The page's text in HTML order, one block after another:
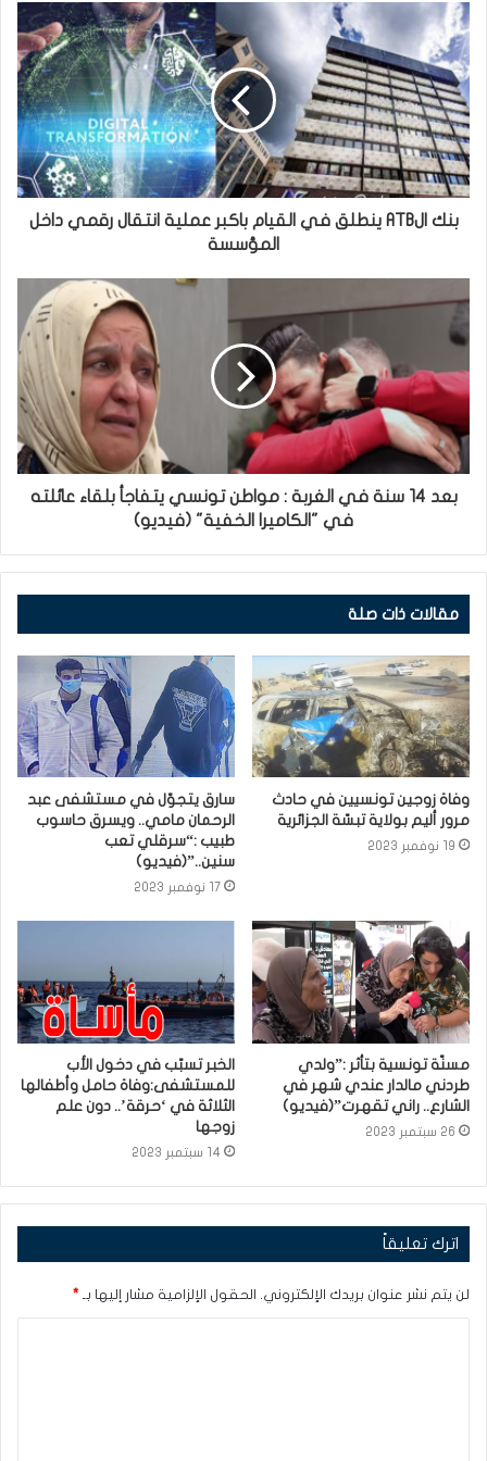
بنك الATB ينطلق في القيام باكبر عملية انتقال رقمي داخل
المؤسسة
بعد 14 سنة في الغربة : مواطن تونسي يتفاجأ بلقاء عائلته
في "الكاميرا الخفية" (فيديو)
مقالات ذات صلة
وفاة زوجين تونسيين في حادث
مرور أليم بولاية تبسّة الجزائرية
19 نوفمبر 2023
سارق يتجوّل في مستشفى عبد
الرحمان مامي.. ويسرق حاسوب
طبيب :“سرقلي تعب
سنين..”(فيديو)
17 نوفمبر 2023
مسنّة تونسية بتأثر :”ولدي
طردني مالدار عندي شهر في
الشارع.. راني تقهرت”(فيديو)
26 سبتمبر 2023
الخبر تسبّب في دخول الأب
للمستشفى:وفاة حامل وأطفالها
الثلاثة في ‘حرقة’.. دون علم
زوجها
14 سبتمبر 2023
اترك تعليقاً
لن يتم نشر عنوان بريدك الإلكتروني. الحقول الإلزامية مشار إليها بـ *